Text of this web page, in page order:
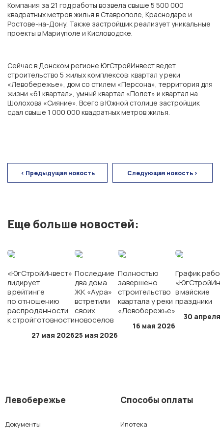
Компания за 21 год работы возвела свыше 5 500 000
квадратных метров жилья в Ставрополе, Краснодаре и
Ростове-на-Дону. Также застройщик реализует уникальные
проекты в Мариуполе и Кисловодске.
Сейчас в Донском регионе ЮгСтройИнвест ведет
строительство 5 жилых комплексов: квартал у реки
«Левобережье», дом со стилем «Персона», территория для
жизни «61 квартал», умный квартал «Полет» и квартал на
Шолохова «Сияние». Всего в Южной столице застройщик
сдал свыше 1 000 000 квадратных метров жилья.
< Предыдущая новость Следующая новость >
Еще больше новостей:
«ЮгСтройИнвест»
лидирует
в рейтинге
по отношению
распроданности
к стройготовности
27 мая 2026
Последние
два дома
ЖК «Аура»
встретили
своих
новоселов
25 мая 2026
Полностью
завершено
строительство
квартала у реки
«Левобережье»
16 мая 2026
График
в майские
праздники
30
Левобережье
Документы
Способы оплаты
Ипотека
ГК «ЮгСтройИнвест»
Экорайон «Вересаево»
ЖК «Полет»
ЖК «Персона»
г. Краснодар